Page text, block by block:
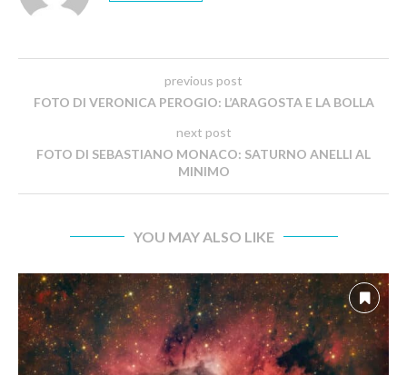
previous post
FOTO DI VERONICA PEROGIO: L’ARAGOSTA E LA BOLLA
next post
FOTO DI SEBASTIANO MONACO: SATURNO ANELLI AL
MINIMO
YOU MAY ALSO LIKE